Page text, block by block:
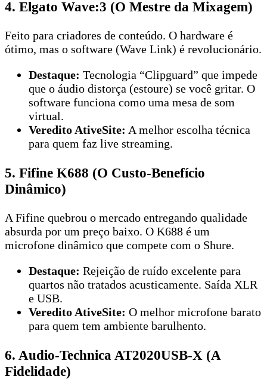
4. Elgato Wave:3 (O Mestre da Mixagem)
Feito para criadores de conteúdo. O hardware é
ótimo, mas o software (Wave Link) é revolucionário.
Destaque: Tecnologia “Clipguard” que impede
que o áudio distorça (estoure) se você gritar. O
software funciona como uma mesa de som
virtual.
Veredito AtiveSite: A melhor escolha técnica
para quem faz live streaming.
5. Fifine K688 (O Custo-Benefício
Dinâmico)
A Fifine quebrou o mercado entregando qualidade
absurda por um preço baixo. O K688 é um
microfone dinâmico que compete com o Shure.
Destaque: Rejeição de ruído excelente para
quartos não tratados acusticamente. Saída XLR
e USB.
Veredito AtiveSite: O melhor microfone barato
para quem tem ambiente barulhento.
6. Audio-Technica AT2020USB-X (A
Fidelidade)